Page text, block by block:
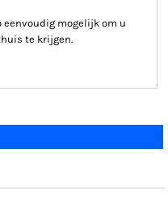
mogelijk om u
te krijgen.